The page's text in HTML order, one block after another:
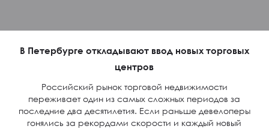
В Петербурге откладывают ввод новых торговых
центров
Российский рынок торговой недвижимости
переживает один из самых сложных периодов за
последние два десятилетия. Если раньше девелоперы
гонялись за рекордами скорости и каждый новый